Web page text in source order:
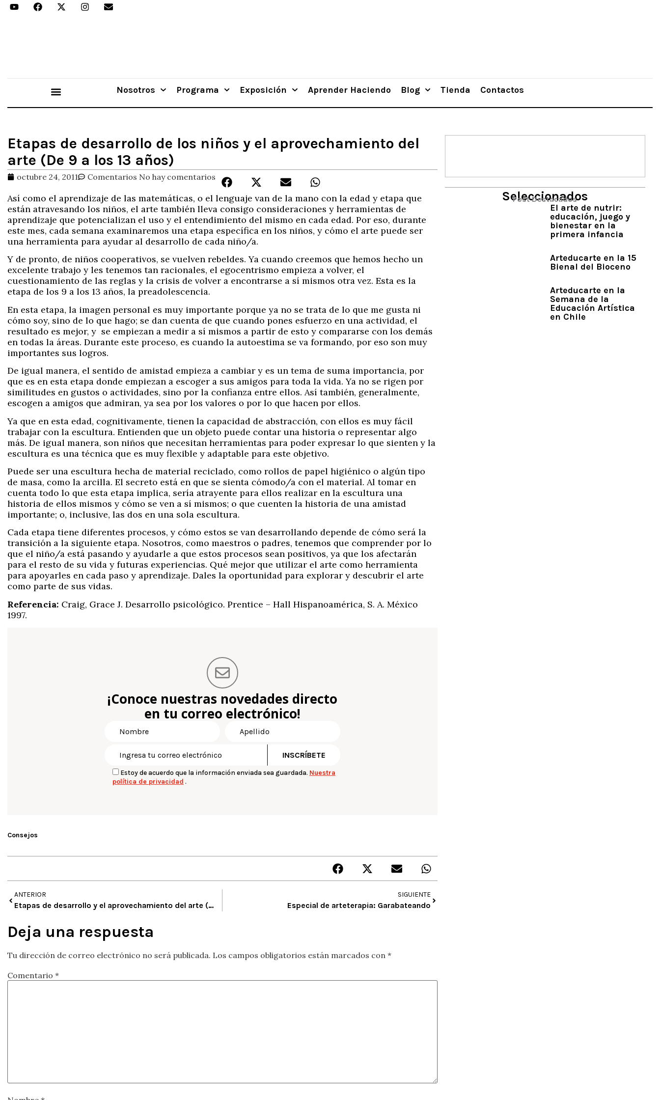
Nosotros Programa Exposición Aprender Haciendo Blog Tienda Contactos
Etapas de desarrollo de los niños y el aprovechamiento del
arte (De 9 a los 13 años)
octubre 24, 2011 Comentarios No hay comentarios
Así como el aprendizaje de las matemáticas, o el lenguaje van de la mano con la edad y etapa que
están atravesando los niños, el arte también lleva consigo consideraciones y herramientas de
aprendizaje que potencializan el uso y el entendimiento del mismo en cada edad. Por eso, durante
este mes, cada semana examinaremos una etapa específica en los niños, y cómo el arte puede ser
una herramienta para ayudar al desarrollo de cada niño/a.
Y de pronto, de niños cooperativos, se vuelven rebeldes. Ya cuando creemos que hemos hecho un
excelente trabajo y les tenemos tan racionales, el egocentrismo empieza a volver, el
cuestionamiento de las reglas y la crisis de volver a encontrarse a sí mismos otra vez. Esta es la
etapa de los 9 a los 13 años, la preadolescencia.
En esta etapa, la imagen personal es muy importante porque ya no se trata de lo que me gusta ni
cómo soy, sino de lo que hago; se dan cuenta de que cuando pones esfuerzo en una actividad, el
resultado es mejor, y se empiezan a medir a sí mismos a partir de esto y compararse con los demás
en todas la áreas. Durante este proceso, es cuando la autoestima se va formando, por eso son muy
importantes sus logros.
De igual manera, el sentido de amistad empieza a cambiar y es un tema de suma importancia, por
que es en esta etapa donde empiezan a escoger a sus amigos para toda la vida. Ya no se rigen por
similitudes en gustos o actividades, sino por la confianza entre ellos. Así también, generalmente,
escogen a amigos que admiran, ya sea por los valores o por lo que hacen por ellos.
Ya que en esta edad, cognitivamente, tienen la capacidad de abstracción, con ellos es muy fácil
trabajar con la escultura. Entienden que un objeto puede contar una historia o representar algo
más. De igual manera, son niños que necesitan herramientas para poder expresar lo que sienten y la
escultura es una técnica que es muy flexible y adaptable para este objetivo.
Puede ser una escultura hecha de material reciclado, como rollos de papel higiénico o algún tipo
de masa, como la arcilla. El secreto está en que se sienta cómodo/a con el material. Al tomar en
cuenta todo lo que esta etapa implica, sería atrayente para ellos realizar en la escultura una
historia de ellos mismos y cómo se ven a sí mismos; o que cuenten la historia de una amistad
importante; o, inclusive, las dos en una sola escultura.
Cada etapa tiene diferentes procesos, y cómo estos se van desarrollando depende de cómo será la
transición a la siguiente etapa. Nosotros, como maestros o padres, tenemos que comprender por lo
que el niño/a está pasando y ayudarle a que estos procesos sean positivos, ya que los afectarán
para el resto de su vida y futuras experiencias. Qué mejor que utilizar el arte como herramienta
para apoyarles en cada paso y aprendizaje. Dales la oportunidad para explorar y descubrir el arte
como parte de sus vidas.
Referencia: Craig, Grace J. Desarrollo psicológico. Prentice – Hall Hispanoamérica, S. A. México
1997.
¡Conoce nuestras novedades directo
en tu correo electrónico!
Estoy de acuerdo que la información enviada sea guardada. Nuestra
política de privacidad .
Consejos
ANTERIOR
Etapas de desarrollo y el aprovechamiento del arte (6 a 9 años)
SIGUIENTE
Especial de arteterapia: Garabateando
Deja una respuesta
Tu dirección de correo electrónico no será publicada. Los campos obligatorios están marcados con *
Comentario *
Seleccionados
Post Destacados
El arte de nutrir:
educación, juego y
bienestar en la
primera infancia
Arteducarte en la 15
Bienal del Bioceno
Arteducarte en la
Semana de la
Educación Artística
en Chile